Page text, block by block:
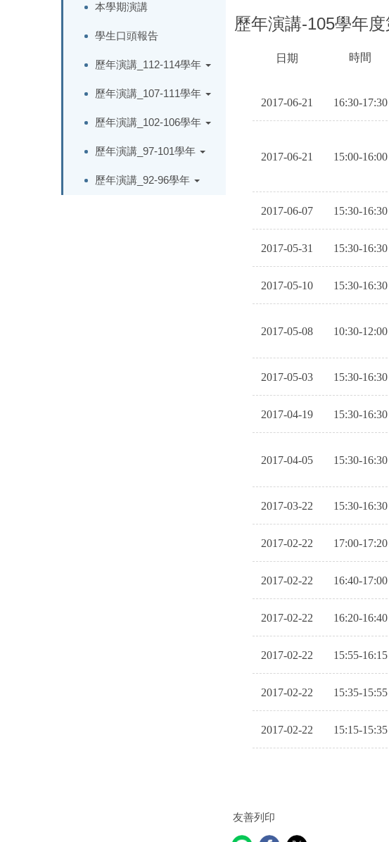
本學期演講
學生口頭報告
歷年演講_112-114學年
歷年演講_107-111學年
歷年演講_102-106學年
歷年演講_97-101學年
歷年演講_92-96學年
歷年演講-105學年度
日期
時間
2017-06-21 16:30-17:30
2017-06-21 15:00-16:00
2017-06-07 15:30-16:30
2017-05-31 15:30-16:30
2017-05-10 15:30-16:30
2017-05-08 10:30-12:00
2017-05-03 15:30-16:30
2017-04-19 15:30-16:30
2017-04-05 15:30-16:30
2017-03-22 15:30-16:30
2017-02-22 17:00-17:20
2017-02-22 16:40-17:00
2017-02-22 16:20-16:40
2017-02-22 15:55-16:15
2017-02-22 15:35-15:55
2017-02-22 15:15-15:35
友善列印